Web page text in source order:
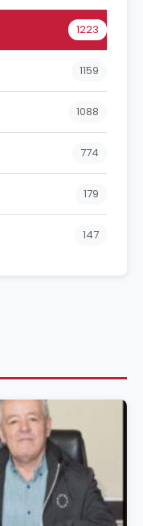
1223
1159
1088
774
179
147